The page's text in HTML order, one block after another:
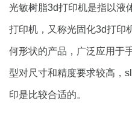
光敏树脂3d打印机是指以液
打印机，又称光固化3d打印
何形状的产品，广泛应用于
型对尺寸和精度要求较高，
印是比较合适的。